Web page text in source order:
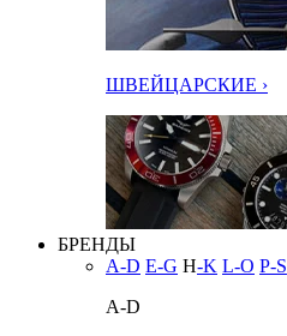
ШВЕЙЦАРСКИЕ ›
БРЕНДЫ
A-D E-G H-K L-O P-S
A-D